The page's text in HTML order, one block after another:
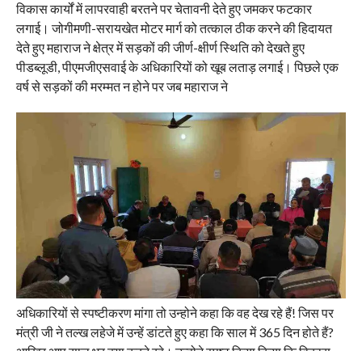
विकास कार्यों में लापरवाही बरतने पर चेतावनी देते हुए जमकर फटकार
लगाई। जोगीमणी-सरायखेत मोटर मार्ग को तत्काल ठीक करने की हिदायत
देते हुए महाराज ने क्षेत्र में सड़कों की जीर्ण-क्षीर्ण स्थिति को देखते हुए
पीडब्लूडी, पीएमजीएसवाई के अधिकारियों को खूब लताड़ लगाई। पिछले एक
वर्ष से सड़कों की मरम्मत न होने पर जब महाराज ने
अधिकारियों से स्पष्टीकरण मांगा तो उन्होने कहा कि वह देख रहे हैं! जिस पर
मंत्री जी ने तल्ख लहेजे में उन्हें डांटते हुए कहा कि साल में 365 दिन होते हैं?